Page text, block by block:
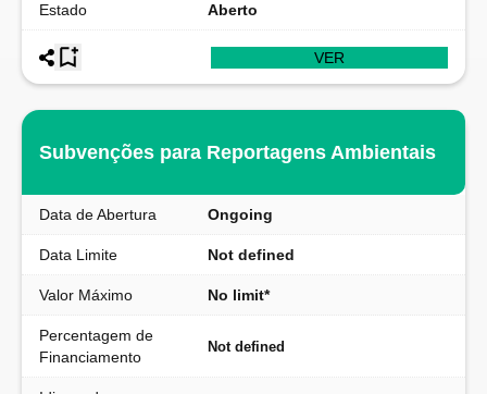
Estado Aberto
VER
Subvenções para Reportagens Ambientais
Data de Abertura Ongoing
Data Limite Not defined
Valor Máximo No limit*
Percentagem de
Financiamento
Not defined